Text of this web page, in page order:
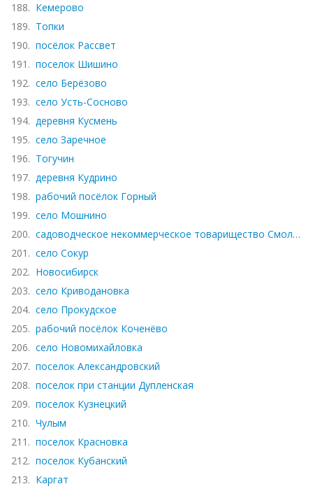
188. Кемерово
189. Топки
190. посёлок Рассвет
191. поселок Шишино
192. село Берёзово
193. село Усть-Сосново
194. деревня Кусмень
195. село Заречное
196. Тогучин
197. деревня Кудрино
198. рабочий посёлок Горный
199. село Мошнино
200.
садоводческое некоммерческое товарищество Смоленское
201. село Сокур
202. Новосибирск
203. село Криводановка
204. село Прокудское
205. рабочий посёлок Коченёво
206. село Новомихайловка
207. поселок Александровский
208. поселок при станции Дупленская
209. поселок Кузнецкий
210. Чулым
211. поселок Красновка
212. поселок Кубанский
213. Каргат